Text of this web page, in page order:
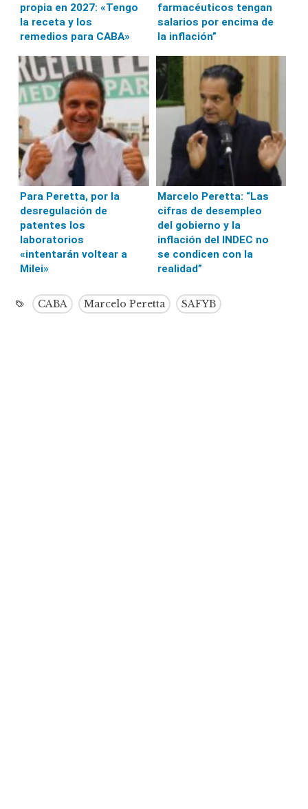
propia en 2027: «Tengo
la receta y los
remedios para CABA»
farmacéuticos tengan
salarios por encima de
la inflación”
Para Peretta, por la
desregulación de
patentes los
laboratorios
«intentarán voltear a
Milei»
Marcelo Peretta: “Las
cifras de desempleo
del gobierno y la
inflación del INDEC no
se condicen con la
realidad”
CABA Marcelo Peretta SAFYB